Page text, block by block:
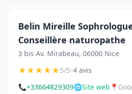
Belin Mireille
Conseillère naturopathe
3 bis Av. Mirabeau, 06000 Nice
★★★★★5/5•4 avis
📞+33664829309🌐Site web 📍